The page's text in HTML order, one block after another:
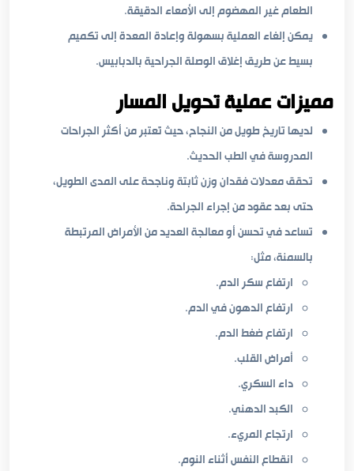
الطعام غير المهضوم إلى الأمعاء الدقيقة.
يمكن إلغاء العملية بسهولة وإعادة المعدة إلى تكميم
بسيط عن طريق إغلاق الوصلة الجراحية بالدبابيس.
مميزات عملية تحويل المسار
لديها تاريخ طويل من النجاح، حيث تُعتبر من أكثر الجراحات
المدروسة في الطب الحديث.
تحقق معدلات فقدان وزن ثابتة وناجحة على المدى الطويل،
حتى بعد عقود من إجراء الجراحة.
تساعد في تحسن أو معالجة العديد من الأمراض المرتبطة
بالسمنة، مثل:
ارتفاع سكر الدم.
ارتفاع الدهون في الدم.
ارتفاع ضغط الدم.
أمراض القلب.
داء السكري.
الكبد الدهني.
ارتجاع المريء.
انقطاع النفس أثناء النوم.